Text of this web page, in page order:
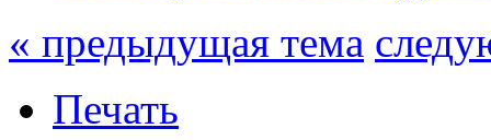
« предыдущая тема
Печать